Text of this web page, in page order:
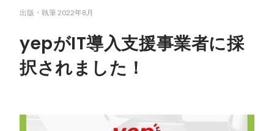
出版・執筆2022年8月
yepがIT導入支援事業者に採
択されました！